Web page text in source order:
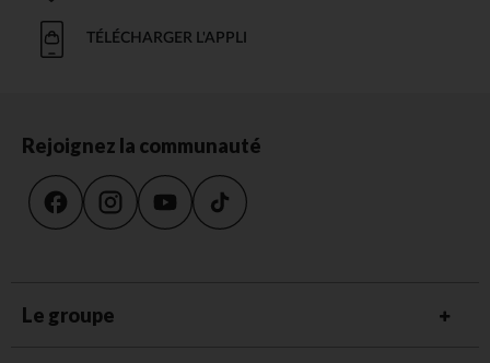
TÉLÉCHARGER L'APPLI
Rejoignez la communauté
Le groupe